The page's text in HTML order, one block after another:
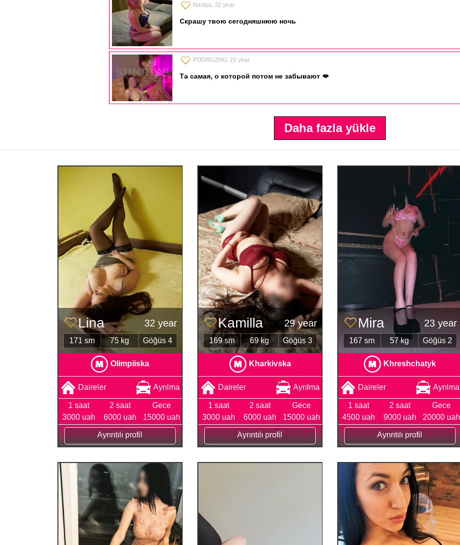
Nastya, 32 year
Скрашу твою сегодняшнюю ночь
PODRUZhKI, 20 year
Та самая, о которой потом не забывают 💋
Daha fazla yükle
Lina 32 year
171 sm 75 kg Göğüs 4
Olimpiiska
Daireler Ayrılma
1 saat
3000 uah
2 saat
6000 uah
Gece
15000 uah
Ayrıntılı profil
Kamilla 29 year
169 sm 69 kg Göğüs 3
Kharkivska
Daireler Ayrılma
1 saat
3000 uah
2 saat
6000 uah
Gece
15000 uah
Ayrıntılı profil
Mira 23 year
167 sm 57 kg Göğüs 2
Khreshchatyk
Daireler Ayrılma
1 saat
4500 uah
2 saat
9000 uah
Gece
20000 uah
Ayrıntılı profil